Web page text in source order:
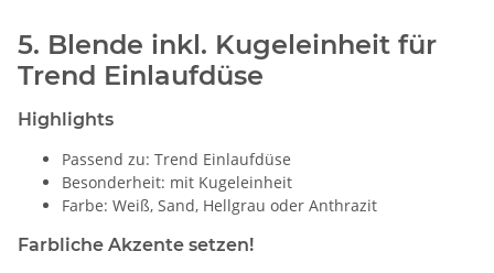
5. Blende inkl. Kugeleinheit für
Trend Einlaufdüse
Highlights
Passend zu: Trend Einlaufdüse
Besonderheit: mit Kugeleinheit
Farbe: Weiß, Sand, Hellgrau oder Anthrazit
Farbliche Akzente setzen!